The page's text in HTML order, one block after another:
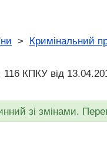
> Кримінальний
116 КПКУ від
зі змінами.